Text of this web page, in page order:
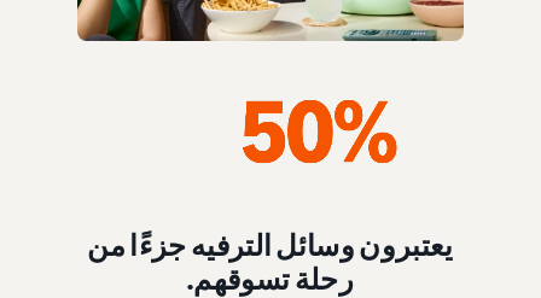
يعتبرون وسائل الترفيه جزءًا من
رحلة تسوقهم.